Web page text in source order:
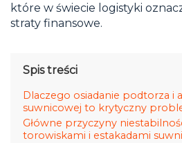
które w świecie logistyki
straty finansowe.
Spis treści
Dlaczego osiadanie podtorza i
suwnicowej to krytyczny
Główne przyczyny
torowiskami i estakadami